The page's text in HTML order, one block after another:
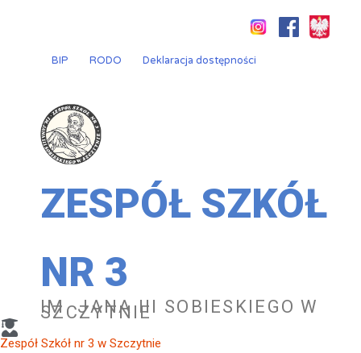
BIP
RODO Deklaracja dostępności
ZESPÓŁ SZKÓŁ
NR 3
IM. JANA III SOBIESKIEGO W
SZCZYTNIE
Zespół Szkół nr 3 w Szczytnie